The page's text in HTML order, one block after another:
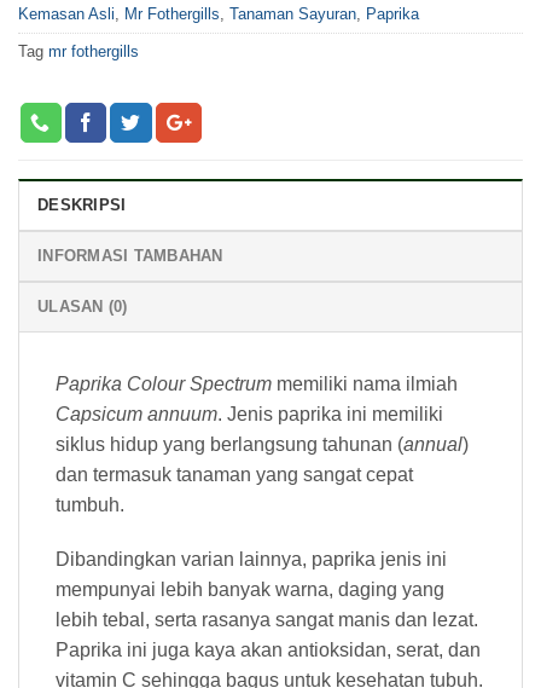
Kemasan Asli
Mr Fothergills Tanaman Sayuran Paprika
Tag mr fothergills
DESKRIPSI
INFORMASI TAMBAHAN
ULASAN (0)
Paprika Colour Spectrum memiliki nama ilmiah
Capsicum annuum. Jenis paprika ini memiliki
siklus hidup yang berlangsung tahunan (annual)
dan termasuk tanaman yang sangat cepat
tumbuh.
Dibandingkan varian lainnya, paprika jenis ini
mempunyai lebih banyak warna, daging yang
lebih tebal, serta rasanya sangat manis dan lezat.
Paprika ini juga kaya akan antioksidan, serat, dan
vitamin C sehingga bagus untuk kesehatan tubuh.